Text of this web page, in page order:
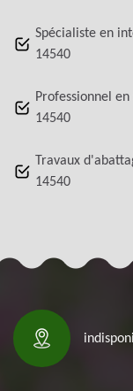
Spécialiste en
14540
Professionnel
14540
Travaux
14540